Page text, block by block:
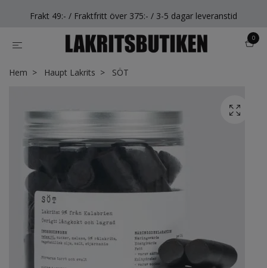
Frakt 49:- / Fraktfritt över 375:- / 3-5 dagar leveranstid
0
Hem Haupt Lakrits SÖT